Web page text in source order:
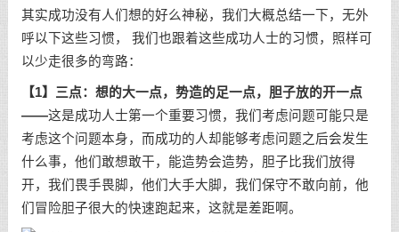
其实成功没有人们想的好么神秘，我们大概总结一下，无外
呼以下这些习惯， 我们也跟着这些成功人士的习惯，照样可
以少走很多的弯路：
【1】三点：想的大一点，势造的足一点，胆子放的开一点
——这是成功人士第一个重要习惯，我们考虑问题可能只是
考虑这个问题本身，而成功的人却能够考虑问题之后会发生
什么事，他们敢想敢干，能造势会造势，胆子比我们放得
开，我们畏手畏脚，他们大手大脚，我们保守不敢向前，他
们冒险胆子很大的快速跑起来，这就是差距啊。